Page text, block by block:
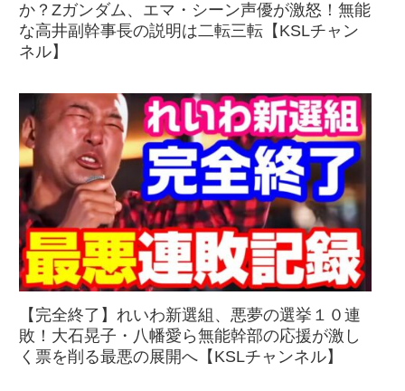
か？Zガンダム、エマ・シーン声優が激怒！無能
な高井副幹事長の説明は二転三転【KSLチャン
ネル】
【完全終了】れいわ新選組、悪夢の選挙１０連
敗！大石晃子・八幡愛ら無能幹部の応援が激し
く票を削る最悪の展開へ【KSLチャンネル】